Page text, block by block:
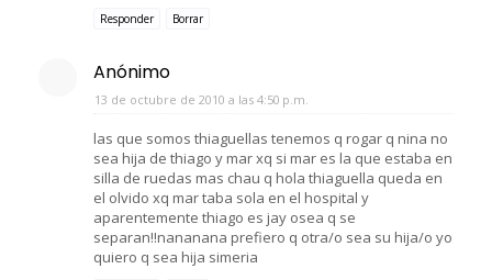
Responder Borrar
Anónimo
13 de octubre de 2010 a las 4:50 p.m.
las que somos thiaguellas tenemos q rogar q nina no
sea hija de thiago y mar xq si mar es la que estaba en
silla de ruedas mas chau q hola thiaguella queda en
el olvido xq mar taba sola en el hospital y
aparentemente thiago es jay osea q se
separan!!nananana prefiero q otra/o sea su hija/o yo
quiero q sea hija simeria